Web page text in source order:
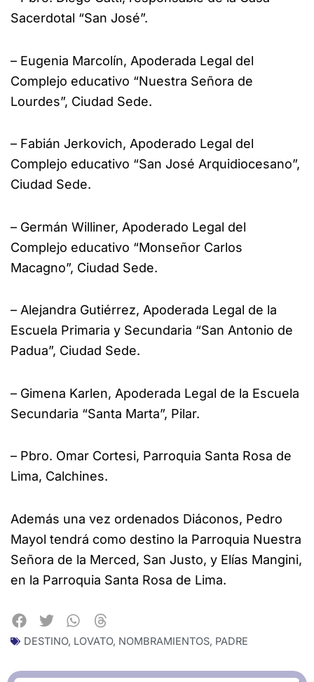
Sacerdotal “San José”.
– Eugenia Marcolín, Apoderada Legal del
Complejo educativo “Nuestra Señora de
Lourdes”, Ciudad Sede.
– Fabián Jerkovich, Apoderado Legal del
Complejo educativo “San José Arquidiocesano”,
Ciudad Sede.
– Germán Williner, Apoderado Legal del
Complejo educativo “Monseñor Carlos
Macagno”, Ciudad Sede.
– Alejandra Gutiérrez, Apoderada Legal de la
Escuela Primaria y Secundaria “San Antonio de
Padua”, Ciudad Sede.
– Gimena Karlen, Apoderada Legal de la Escuela
Secundaria “Santa Marta”, Pilar.
– Pbro. Omar Cortesi, Parroquia Santa Rosa de
Lima, Calchines.
Además una vez ordenados Diáconos, Pedro
Mayol tendrá como destino la Parroquia Nuestra
Señora de la Merced, San Justo, y Elías Mangini,
en la Parroquia Santa Rosa de Lima.
DESTINO, LOVATO, NOMBRAMIENTOS, PADRE